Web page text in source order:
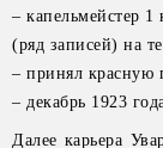
– капельмейстер
(ряд записей) на
– принял красную
– декабрь 1923
Далее карьера